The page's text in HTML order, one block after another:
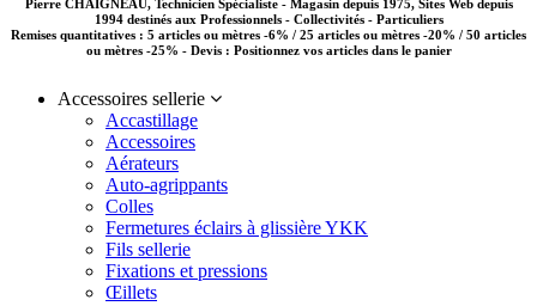
Pierre CHAIGNEAU, Technicien Spécialiste - Magasin depuis 1975, Sites Web depuis
1994 destinés aux Professionnels - Collectivités - Particuliers
Remises quantitatives : 5 articles ou mètres -6% / 25 articles ou mètres -20% / 50 articles
ou mètres -25% - Devis : Positionnez vos articles dans le panier
Accessoires sellerie
Accastillage
Accessoires
Aérateurs
Auto-agrippants
Colles
Fermetures éclairs à glissière YKK
Fils sellerie
Fixations et pressions
Œillets